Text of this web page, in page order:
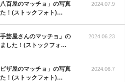
2024.07.9
百屋のマッチョ」の写真
！(ストックフォト)…
2024.06.23
芸屋さんのマッチョ」の
した！(ストックフォ…
2024.06.7
ザ屋のマッチョ」の写真
！(ストックフォト)…